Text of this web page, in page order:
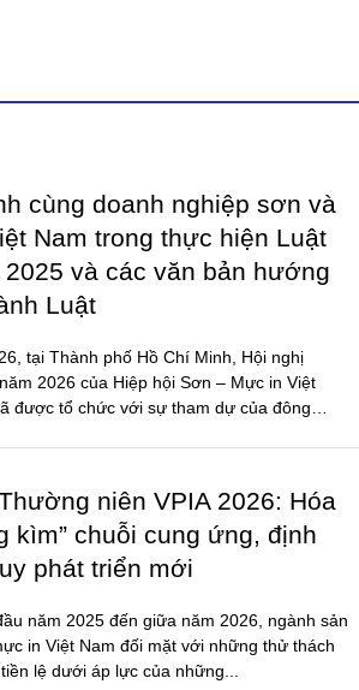
cùng doanh nghiệp sơn và
Nam trong thực hiện Luật
2025 và các văn bản hướng
Luật
tại Thành phố Hồ Chí Minh, Hội nghị
2026 của Hiệp hội Sơn – Mực in Việt
được tổ chức với sự tham dự của đông
niên VPIA 2026: Hóa
kìm” chuỗi cung ứng, định
phát triển mới
năm 2025 đến giữa năm 2026, ngành sản
in Việt Nam đối mặt với những thử thách
lệ dưới áp lực của những...